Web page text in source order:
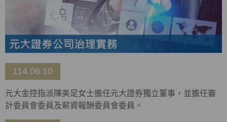
114.06.10
元大金控指派陳美足女士擔任元大證券獨立董事，並擔任審
計委員會委員及薪資報酬委員會委員。